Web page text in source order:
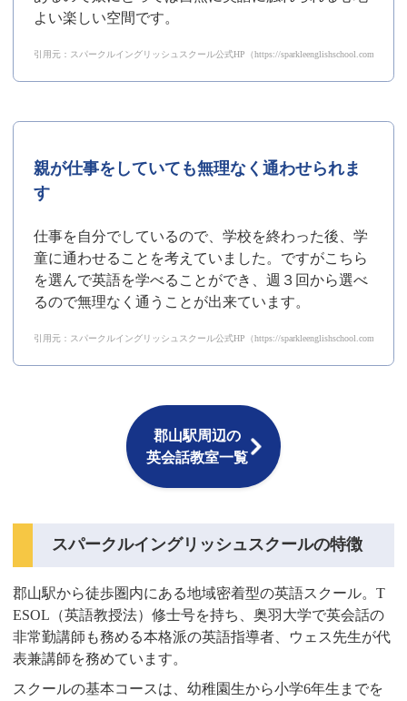
よい楽しい空間です。
引用元：スパークルイングリッシュスクール公式HP（https://sparkleenglishschool.com/voice/）
親が仕事をしていても無理なく通わせられま
す
仕事を自分でしているので、学校を終わった後、学
童に通わせることを考えていました。ですがこちら
を選んで英語を学べることができ、週３回から選べ
るので無理なく通うことが出来ています。
引用元：スパークルイングリッシュスクール公式HP（https://sparkleenglishschool.com/voice/）
郡山駅周辺の
英会話教室一覧
スパークルイングリッシュスクールの特徴
郡山駅から徒歩圏内にある地域密着型の英語スクール。T
ESOL（英語教授法）修士号を持ち、奥羽大学で英会話の
非常勤講師も務める本格派の英語指導者、ウェス先生が代
表兼講師を務めています。
スクールの基本コースは、幼稚園生から小学6年生までを